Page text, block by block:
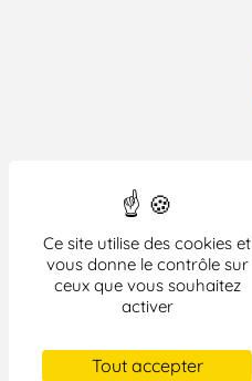
Ce site utilise des cookies et
vous donne le contrôle sur
ceux que vous souhaitez
activer
Tout accepter
CONTACTER LA LDH
REVUE DE PRESSE